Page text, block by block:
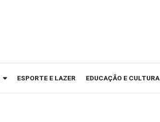
ESPORTE E LAZER EDUCAÇÃO E CULTURA